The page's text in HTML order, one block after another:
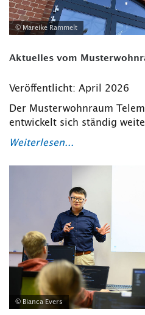
© Mareike Rammelt
Aktuelles vom
Veröffentlicht: April 2026
Der Musterwohnraum
entwickelt sich ständig
Weiterlesen...
© Bianca Evers